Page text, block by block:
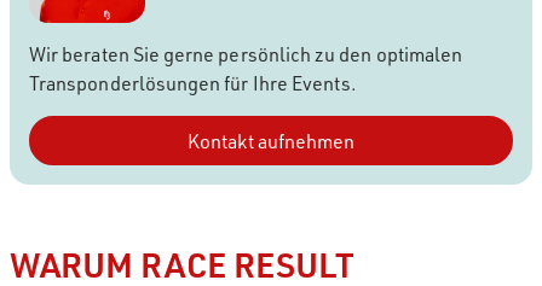
Wir beraten Sie gerne persönlich zu den optimalen
Transponderlösungen für Ihre Events.
Kontakt aufnehmen
WARUM RACE RESULT